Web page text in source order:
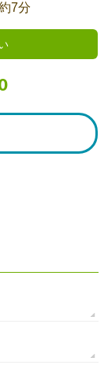
7分